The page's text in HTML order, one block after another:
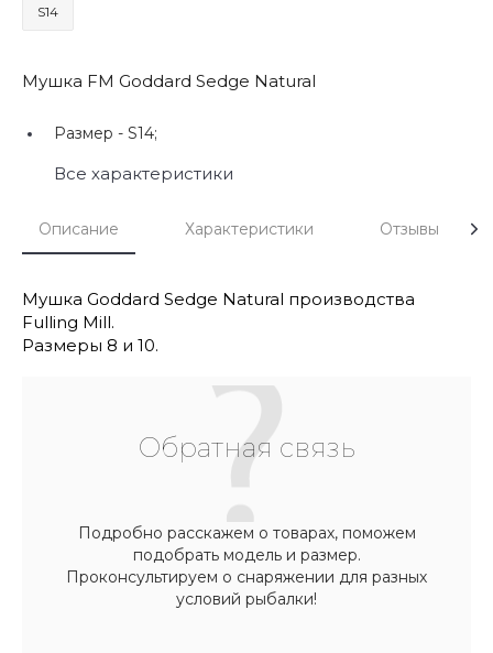
S14
Мушка FM Goddard Sedge Natural
Размер - S14;
Все характеристики
Описание Характеристики Отзывы
Мушка Goddard Sedge Natural производства
Fulling Mill.
Размеры 8 и 10.
Обратная связь
Подробно расскажем о товарах, поможем
подобрать модель и размер.
Проконсультируем о снаряжении для разных
условий рыбалки!